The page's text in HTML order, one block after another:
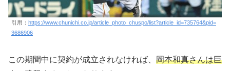
引用： https://www.chunichi.co.jp/article_photo_chuspo/list?article_id=735764&pid=
3686906
この期間中に契約が成立されなければ、 岡本和真さんは巨